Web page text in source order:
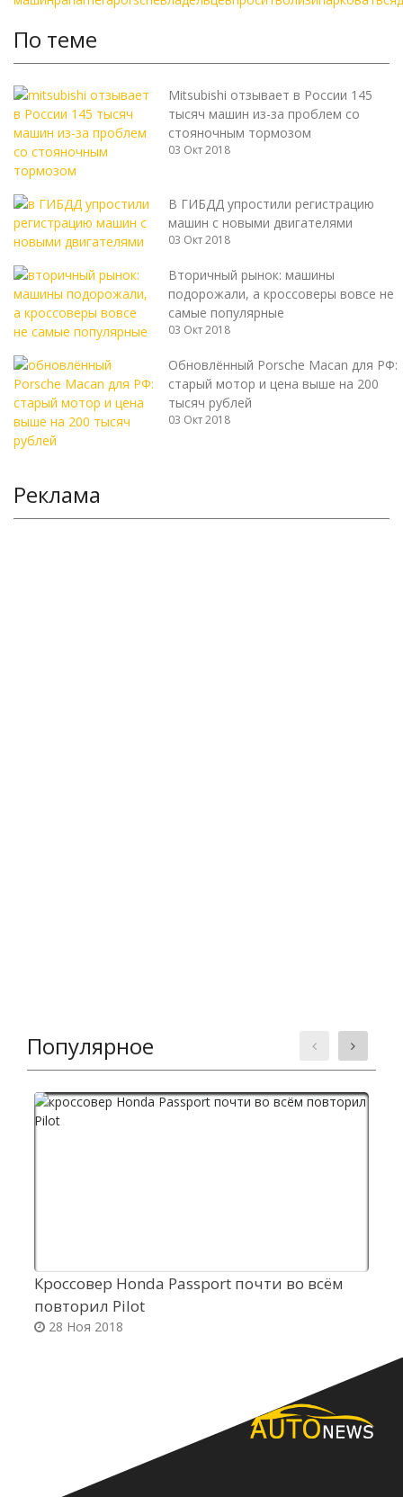
По теме
Mitsubishi отзывает в России 145
тысяч машин из-за проблем со
стояночным тормозом
03 Окт 2018
В ГИБДД упростили регистрацию
машин с новыми двигателями
03 Окт 2018
Вторичный рынок: машины
подорожали, а кроссоверы вовсе не
самые популярные
03 Окт 2018
Обновлённый Porsche Macan для РФ:
старый мотор и цена выше на 200
тысяч рублей
03 Окт 2018
Реклама
Популярное
Кроссовер Honda Passport почти во всём
повторил Pilot
28 Ноя 2018